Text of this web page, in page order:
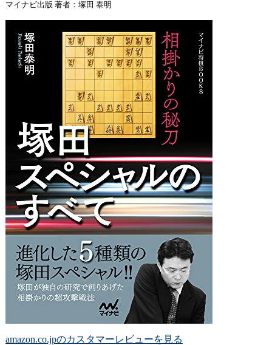
マイナビ出版 著者：塚田 泰明
amazon.co.jpのカスタマーレビューを見る